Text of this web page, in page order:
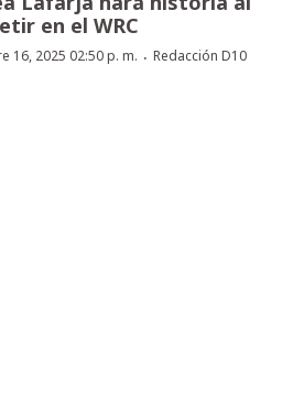
en el WRC
16, 2025 02:50 p. m. · Redacción D10